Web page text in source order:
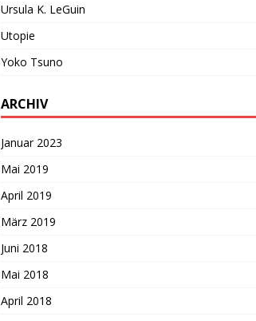
Ursula K. LeGuin
Utopie
Yoko Tsuno
ARCHIV
Januar 2023
Mai 2019
April 2019
März 2019
Juni 2018
Mai 2018
April 2018